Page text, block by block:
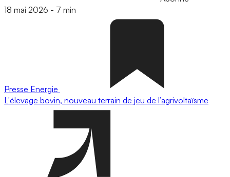
18 mai 2026 - 7 min
Presse Energie
L'élevage bovin, nouveau terrain de jeu de l’agrivoltaïsme